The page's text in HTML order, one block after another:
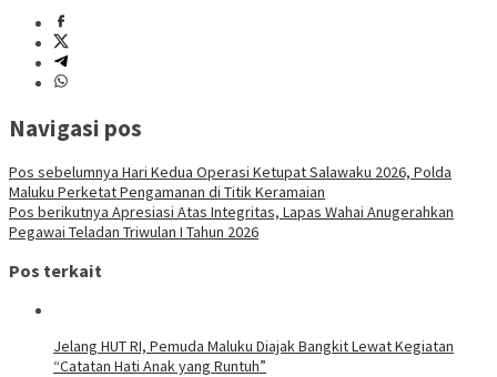
Navigasi pos
Pos sebelumnya Hari Kedua Operasi Ketupat Salawaku 2026, Polda
Maluku Perketat Pengamanan di Titik Keramaian
Pos berikutnya Apresiasi Atas Integritas, Lapas Wahai Anugerahkan
Pegawai Teladan Triwulan I Tahun 2026
Pos terkait
Jelang HUT RI, Pemuda Maluku Diajak Bangkit Lewat Kegiatan
“Catatan Hati Anak yang Runtuh”